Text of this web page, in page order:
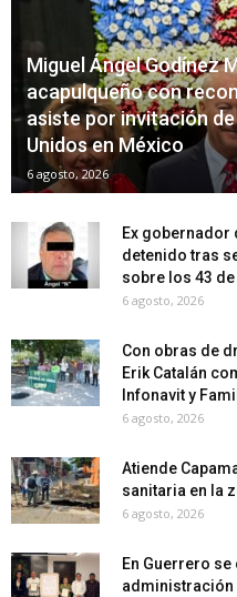
Miguel Ángel Godínez
acapulqueño con
asiste por invitación
Unidos en México
6 agosto, 2026
Ex gobernador
detenido tras
sobre los 43
6 agosto, 2026
Con obras de
Erik Catalán
Infonavit y
6 agosto, 2026
Atiende
sanitaria en la
6 agosto, 2026
En Guerrero
administración